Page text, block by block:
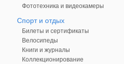
Фототехника и видеокамеры
Спорт и отдых
Билеты и сертификаты
Велосипеды
Книги и журналы
Коллекционирование